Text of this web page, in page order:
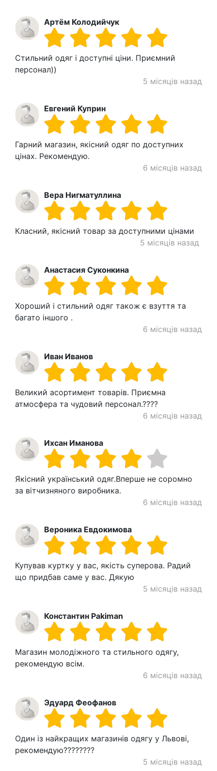
Артём Колодийчук
Стильний одяг і доступні ціни. Приємний
персонал))
5 місяців назад
Евгений Куприн
Гарний магазин, якісний одяг по доступних
цінах. Рекомендую.
6 місяців назад
Вера Нигматуллина
Класний, якісний товар за доступними цінами
5 місяців назад
Анастасия Суконкина
Хороший і стильний одяг також є взуття та
багато іншого .
6 місяців назад
Иван Иванов
Великий асортимент товарів. Приємна
атмосфера та чудовий персонал.????
6 місяців назад
Ихсан Иманова
Якісний український одяг.Вперше не соромно
за вітчизняного виробника.
6 місяців назад
Вероника Евдокимова
Купував куртку у вас, якість суперова. Радий
що придбав саме у вас. Дякую
5 місяців назад
Константин Pakiman
Магазин молодіжного та стильного одягу,
рекомендую всім.
6 місяців назад
Эдуард Феофанов
Один із найкращих магазинів одягу у Львові,
рекомендую????????
5 місяців назад